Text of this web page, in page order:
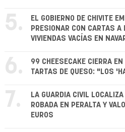
5.
EL GOBIERNO DE CHIVITE
PRESIONAR CON CARTAS A
VIVIENDAS VACÍAS EN
6.
99 CHEESECAKE CIERRA
TARTAS DE QUESO: "LOS
7.
LA GUARDIA CIVIL
ROBADA EN PERALTA Y
EUROS